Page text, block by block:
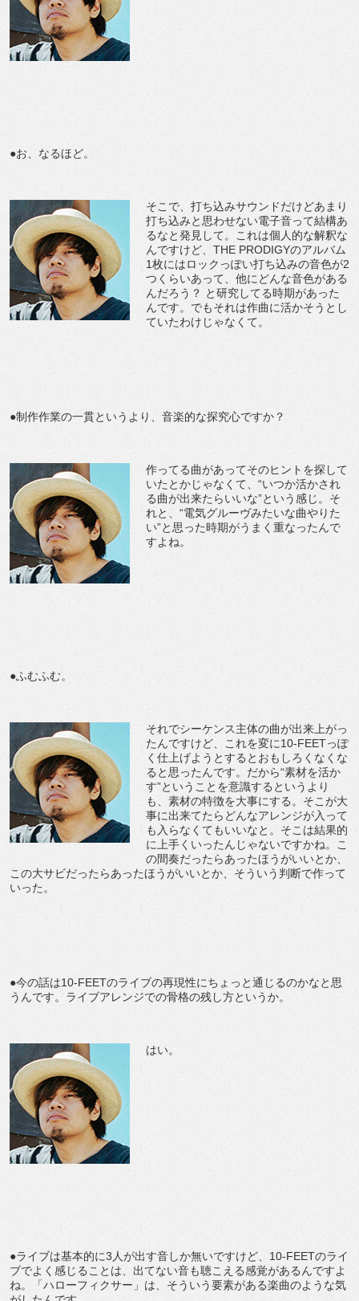
●お、なるほど。
そこで、打ち込みサウンドだけどあまり
打ち込みと思わせない電子音って結構あ
るなと発見して。これは個人的な解釈な
んですけど、THE PRODIGYのアルバム
1枚にはロックっぽい打ち込みの音色が2
つくらいあって、他にどんな音色がある
んだろう？ と研究してる時期があった
んです。でもそれは作曲に活かそうとし
ていたわけじゃなくて。
●制作作業の一貫というより、音楽的な探究心ですか？
作ってる曲があってそのヒントを探して
いたとかじゃなくて、“いつか活かされ
る曲が出来たらいいな”という感じ。そ
れと、“電気グルーヴみたいな曲やりた
い”と思った時期がうまく重なったんで
すよね。
●ふむふむ。
それでシーケンス主体の曲が出来上がっ
たんですけど、これを変に10-FEETっぽ
く仕上げようとするとおもしろくなくな
ると思ったんです。だから“素材を活か
す”ということを意識するというより
も、素材の特徴を大事にする。そこが大
事に出来てたらどんなアレンジが入って
も入らなくてもいいなと。そこは結果的
に上手くいったんじゃないですかね。こ
の間奏だったらあったほうがいいとか、
この大サビだったらあったほうがいいとか、そういう判断で作って
いった。
●今の話は10-FEETのライブの再現性にちょっと通じるのかなと思
うんです。ライブアレンジでの骨格の残し方というか。
はい。
●ライブは基本的に3人が出す音しか無いですけど、10-FEETのライ
ブでよく感じることは、出てない音も聴こえる感覚があるんですよ
ね。「ハローフィクサー」は、そういう要素がある楽曲のような気